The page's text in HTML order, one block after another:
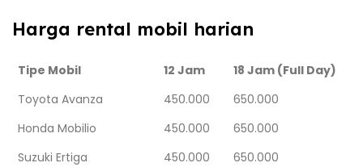
Harga rental mobil harian
Tipe Mobil 12 Jam
18 Jam (Full Day)
Toyota Avanza
450.000
650.000
Honda Mobilio
450.000
650.000
Suzuki Ertiga
450.000
650.000